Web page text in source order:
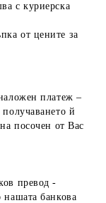
с куриерска
от цените за
платеж –
й
посочен от Вас
превод -
нашата банкова